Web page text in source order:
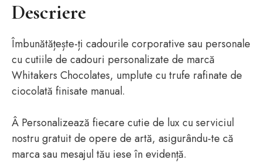
Descriere
Îmbunătățește-ți cadourile corporative sau personale
cu cutiile de cadouri personalizate de marcă
Whitakers Chocolates, umplute cu trufe rafinate de
ciocolată finisate manual.
Â Personalizează fiecare cutie de lux cu serviciul
nostru gratuit de opere de artă, asigurându-te că
marca sau mesajul tău iese în evidență.